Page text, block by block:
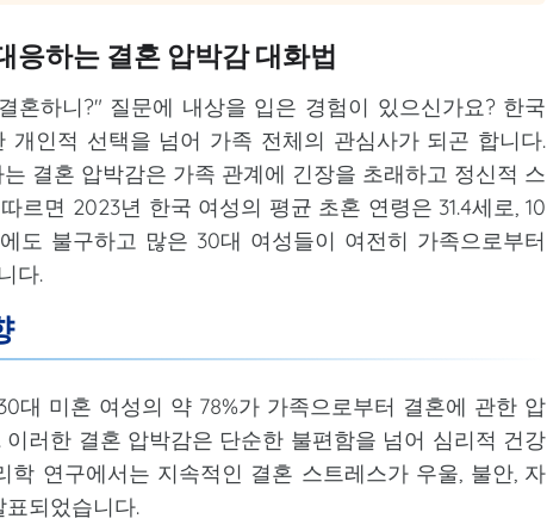
응하는 결혼 압박감 대화법
혼하니?" 질문에 내상을 입은 경험이 있으신가요? 한국
인적 선택을 넘어 가족 전체의 관심사가 되곤 합니다.
결혼 압박감은 가족 관계에 긴장을 초래하고 정신적 스
르면 2023년 한국 여성의 평균 초혼 연령은 31.4세로, 10
도 불구하고 많은 30대 여성들이 여전히 가족으로부터
다.
대 미혼 여성의 약 78%가 가족으로부터 결혼에 관한 압
러한 결혼 압박감은 단순한 불편함을 넘어 심리적 건강
연구에서는 지속적인 결혼 스트레스가 우울, 불안, 자
되었습니다.